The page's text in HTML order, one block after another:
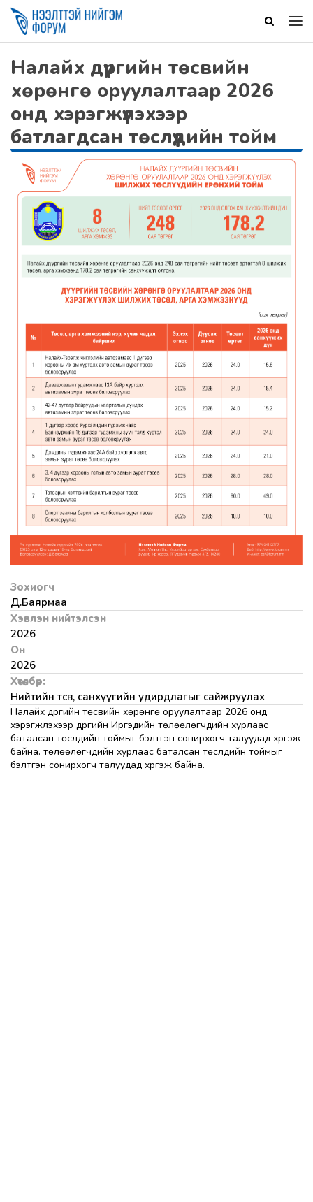
Налайх дүүргийн төсвийн
хөрөнгө оруулалтаар 2026
онд хэрэгжүүлэхээр
батлагдсан төслүүдийн тойм
Зохиогч
Д.Баярмаа
Хэвлэн нийтэлсэн
2026
Он
2026
Хөтөлбөр:
Нийтийн төсөв, санхүүгийн удирдлагыг сайжруулах
Налайх дүүргийн төсвийн хөрөнгө оруулалтаар 2026 онд
хэрэгжүүлэхээр дүүргийн Иргэдийн төлөөлөгчдийн хурлаас
баталсан төслүүдийн тоймыг бэлтгэн сонирхогч талуудад хүргэж
байна. төлөөлөгчдийн хурлаас баталсан төслүүдийн тоймыг
бэлтгэн сонирхогч талуудад хүргэж байна.